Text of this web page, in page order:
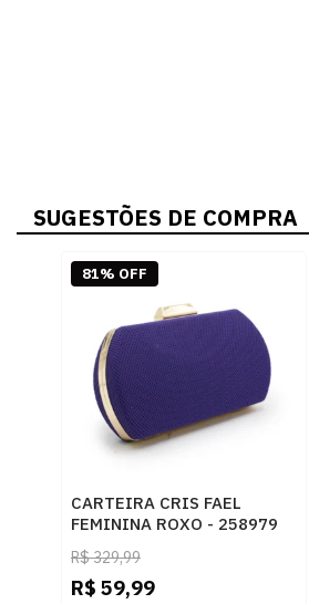
SUGESTÕES DE COMPRA
CARTEIRA CRIS FAEL
FEMININA ROXO - 258979
R$329,99
R$ 59,99
81% OFF